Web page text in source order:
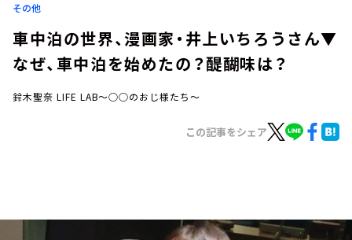
その他
車中泊の世界、漫画家・井上いちろうさん▼
なぜ、車中泊を始めたの？醍醐味は？
鈴木聖奈 LIFE LAB～○○のおじ様たち～
この記事をシェア